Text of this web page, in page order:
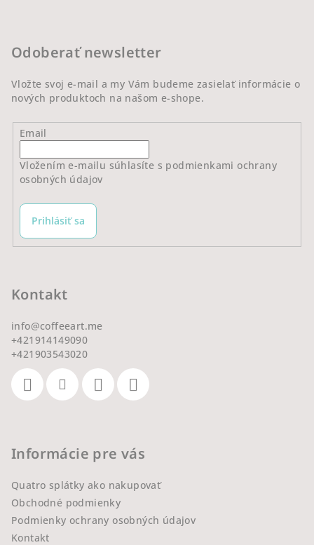
Odoberať newsletter
Vložte svoj e-mail a my Vám budeme zasielať informácie o
nových produktoch na našom e-shope.
Email
Vložením e-mailu súhlasíte s podmienkami ochrany
osobných údajov
Prihlásiť sa
Kontakt
info@coffeeart.me
+421914149090
+421903543020
Informácie pre vás
Quatro splátky ako nakupovať
Obchodné podmienky
Podmienky ochrany osobných údajov
Kontakt